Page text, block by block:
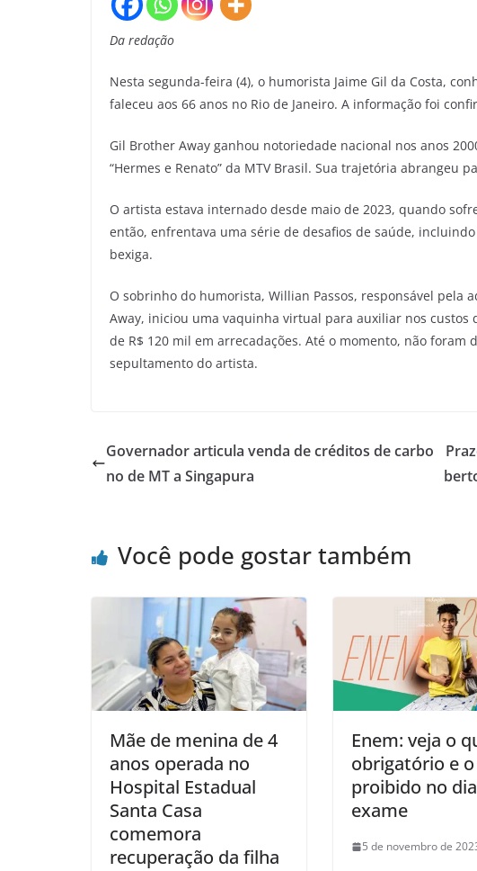
Da redação
Nesta segunda-feira (4), o humorista Jaime Gil da Costa,
faleceu aos 66 anos no Rio de Janeiro. A informação foi
Gil Brother Away ganhou notoriedade nacional nos anos
“Hermes e Renato” da MTV Brasil. Sua trajetória abrangeu
O artista estava internado desde maio de 2023, quando
então, enfrentava uma série de desafios de saúde,
bexiga.
O sobrinho do humorista, Willian Passos, responsável pela
Away, iniciou uma vaquinha virtual para auxiliar nos custos
de R$ 120 mil em arrecadações. Até o momento, não foram
sepultamento do artista.
Governador articula venda de créditos de carbo
no de MT a Singapura
Você pode gostar também
Mãe de menina de 4
anos operada no
Hospital Estadual
Santa Casa
comemora
recuperação da filha
Enem: veja o
obrigatório e
proibido no
exame
5 de novembro de